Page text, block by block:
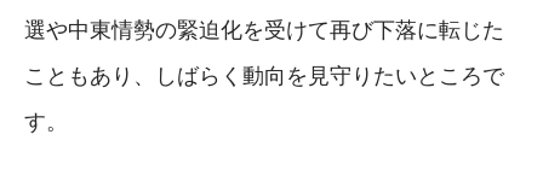
選や中東情勢の緊迫化を受けて再び下落に転じた
こともあり、しばらく動向を見守りたいところで
す。